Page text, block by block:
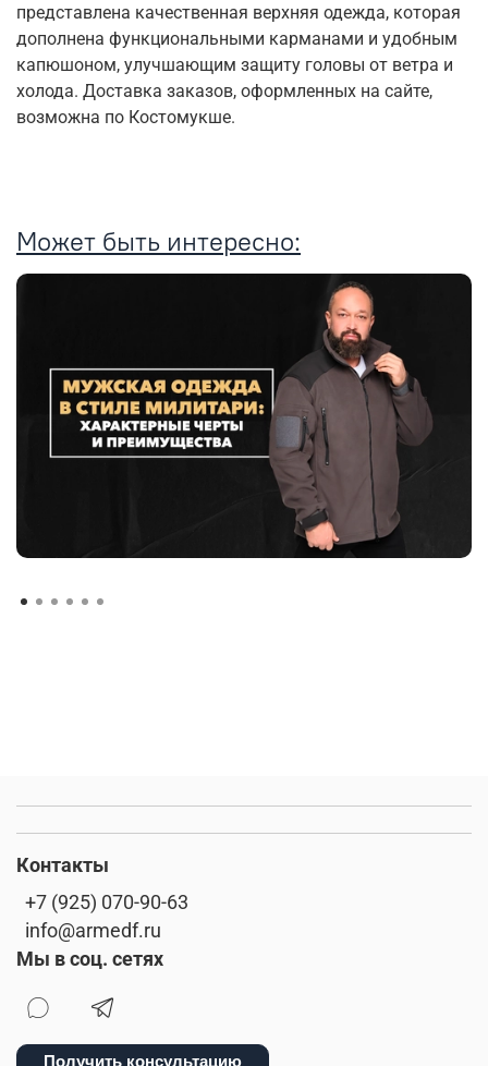
представлена качественная верхняя одежда, которая
дополнена функциональными карманами и удобным
капюшоном, улучшающим защиту головы от ветра и
холода. Доставка заказов, оформленных на сайте,
возможна по Костомукше.
Может быть интересно:
Контакты
+7 (925) 070-90-63
info@armedf.ru
Мы в соц. сетях
Получить консультацию